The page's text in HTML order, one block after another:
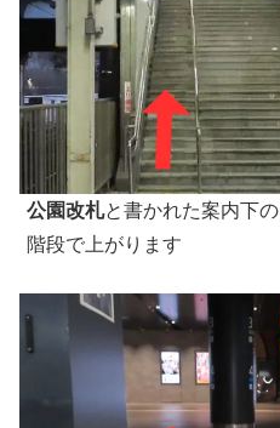
公園改札と書かれた案内下の
階段で上がります